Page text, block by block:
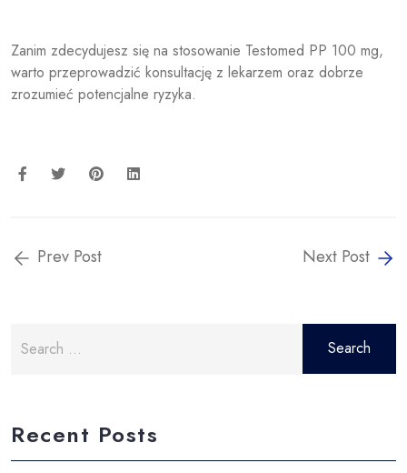
Zanim zdecydujesz się na stosowanie Testomed PP 100 mg,
warto przeprowadzić konsultację z lekarzem oraz dobrze
zrozumieć potencjalne ryzyka.
Prev Post Next Post
for:
Recent Posts